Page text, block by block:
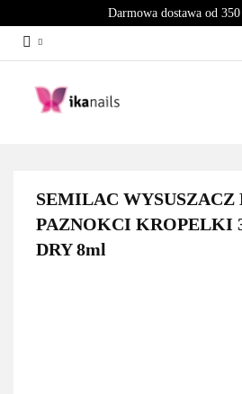
Darmowa dostawa od
SEMILAC
PAZNOKCI KROPELKI
DRY 8ml